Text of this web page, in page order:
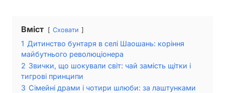
Вміст Сховати
1 Дитинство бунтаря в селі Шаошань: коріння
майбутнього революціонера
2 Звички, що шокували світ: чай замість щітки і
тигрові принципи
3 Сімейні драми і чотири шлюби: за лаштунками